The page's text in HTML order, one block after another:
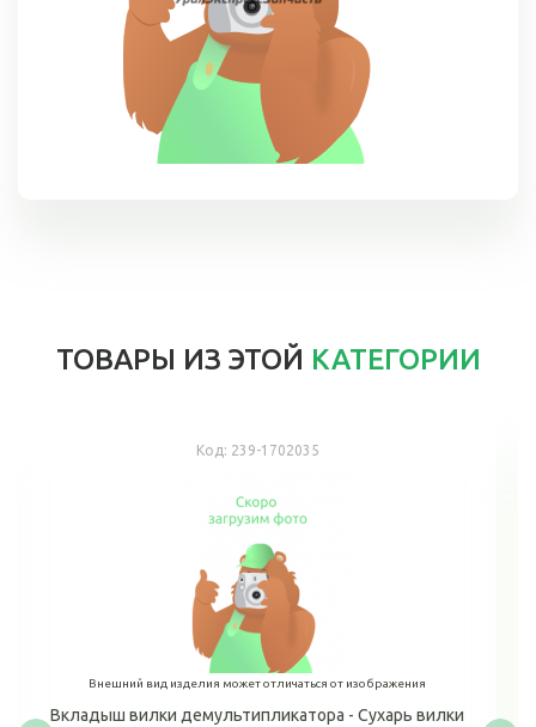
ТОВАРЫ ИЗ ЭТОЙ КАТЕГОРИИ
Код: 239-1702035
Внешний вид изделия может отличаться от изображения
Вкладыш вилки демультипликатора - Сухарь вилки